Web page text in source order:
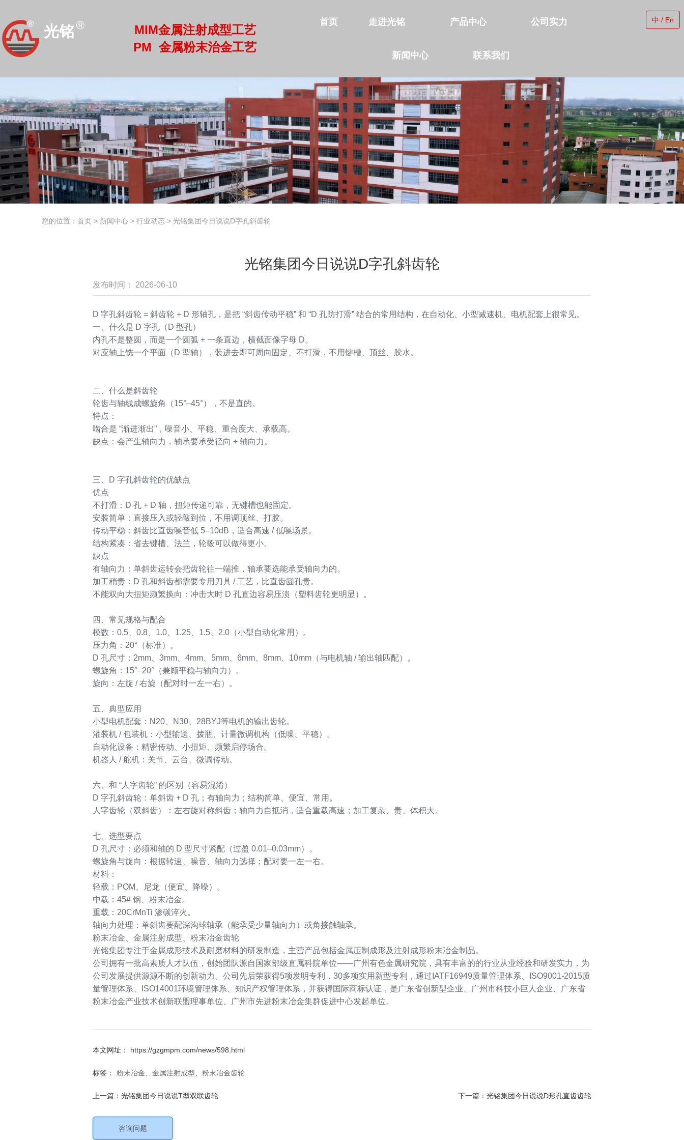
光铭
MIM金属注射成型工艺
PM 金属粉末治金工艺
首页 走进光铭 产品中心 公司实力
新闻中心 联系我们
中 / En
光铭
走进光铭 产品中心
公司实力 新闻中心 联系我们
您的位置：首页 > 新闻中心 > 行业动态 > 光铭集团今日说说D字孔斜齿轮
光铭集团今日说说D字孔斜齿轮
发布时间： 2026-06-10
D 字孔斜齿轮 = 斜齿轮 + D 形轴孔，是把 “斜齿传动平稳” 和 “D 孔防打滑” 结合的常用结构，在自动化、小型减速机、电机配套上很常见。
一、什么是 D 字孔（D 型孔）
内孔不是整圆，而是一个圆弧 + 一条直边，横截面像字母 D。
对应轴上铣一个平面（D 型轴），装进去即可周向固定、不打滑，不用键槽、顶丝、胶水。
二、什么是斜齿轮
轮齿与轴线成螺旋角（15°–45°），不是直的。
特点：
啮合是 “渐进渐出”，噪音小、平稳、重合度大、承载高。
缺点：会产生轴向力，轴承要承受径向 + 轴向力。
三、D 字孔斜齿轮的优缺点
优点
不打滑：D 孔 + D 轴，扭矩传递可靠，无键槽也能固定。
安装简单：直接压入或轻敲到位，不用调顶丝、打胶。
传动平稳：斜齿比直齿噪音低 5–10dB，适合高速 / 低噪场景。
结构紧凑：省去键槽、法兰，轮毂可以做得更小。
缺点
有轴向力：单斜齿运转会把齿轮往一端推，轴承要选能承受轴向力的。
加工稍贵：D 孔和斜齿都需要专用刀具 / 工艺，比直齿圆孔贵。
不能双向大扭矩频繁换向：冲击大时 D 孔直边容易压溃（塑料齿轮更明显）。
四、常见规格与配合
模数：0.5、0.8、1.0、1.25、1.5、2.0（小型自动化常用）。
压力角：20°（标准）。
D 孔尺寸：2mm、3mm、4mm、5mm、6mm、8mm、10mm（与电机轴 / 输出轴匹配）。
螺旋角：15°–20°（兼顾平稳与轴向力）。
旋向：左旋 / 右旋（配对时一左一右）。
五、典型应用
小型电机配套：N20、N30、28BYJ等电机的输出齿轮。
灌装机 / 包装机：小型输送、拨瓶、计量微调机构（低噪、平稳）。
自动化设备：精密传动、小扭矩、频繁启停场合。
机器人 / 舵机：关节、云台、微调传动。
六、和 “人字齿轮” 的区别（容易混淆）
D 字孔斜齿轮：单斜齿 + D 孔；有轴向力；结构简单、便宜、常用。
人字齿轮（双斜齿）：左右旋对称斜齿；轴向力自抵消，适合重载高速；加工复杂、贵、体积大。
七、选型要点
D 孔尺寸：必须和轴的 D 型尺寸紧配（过盈 0.01–0.03mm）。
螺旋角与旋向：根据转速、噪音、轴向力选择；配对要一左一右。
材料：
轻载：POM、尼龙（便宜、降噪）。
中载：45# 钢、粉末冶金。
重载：20CrMnTi 渗碳淬火。
轴向力处理：单斜齿要配深沟球轴承（能承受少量轴向力）或角接触轴承。
粉末冶金、金属注射成型、粉末冶金齿轮
光铭集团专注于金属成形技术及耐磨材料的研发制造，主营产品包括金属压制成形及注射成形粉末冶金制品。
公司拥有一批高素质人才队伍，创始团队源自国家部级直属科院单位——广州有色金属研究院，具有丰富的的行业从业经验和研发实力，为
公司发展提供源源不断的创新动力。公司先后荣获得5项发明专利，30多项实用新型专利，通过IATF16949质量管理体系、ISO9001-2015质
量管理体系、ISO14001环境管理体系、知识产权管理体系，并获得国际商标认证，是广东省创新型企业、广州市科技小巨人企业、广东省
粉末冶金产业技术创新联盟理事单位、广州市先进粉末冶金集群促进中心发起单位。
本文网址： https://gzgmpm.com/news/598.html
标签： 粉末冶金、金属注射成型、粉末冶金齿轮
上一篇： 光铭集团今日说说T型双联齿轮 下一篇： 光铭集团今日说说D形孔直齿齿轮
咨询问题